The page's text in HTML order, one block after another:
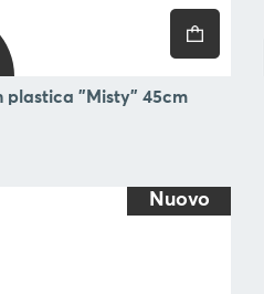
plastica "Misty" 45cm
Nuovo